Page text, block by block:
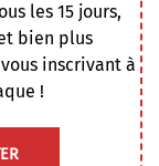
les 15 jours,
bien plus
inscrivant à
!